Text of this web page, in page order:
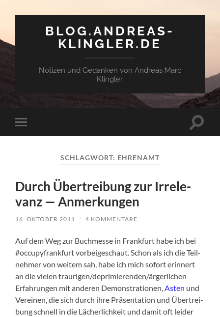
BLOG.ANDREAS-
KLINGLER.DE
Notizen und Gedanken von Andreas Marc
Klingler
Mobile-
Menü
SCHLAGWORT: EHRENAMT
Durch Über­trei­bung zur Irrele­
vanz — Anmerkungen
16. OKTOBER 2011 / 4 KOMMENTARE
Auf dem Weg zur Buch­mes­se in Frank­furt habe ich bei
#occu­py­frank­furt vor­bei­ge­schaut. Schon als ich die Teil­
neh­mer von wei­tem sah, habe ich mich sofort erin­nert
an die vie­len traurigen/deprimierenden/ärgerlichen
Erfah­run­gen mit ande­ren Demons­tra­tio­nen,Asten und
Ver­ei­nen, die sich durch ihre Prä­sen­ta­ti­on und Über­trei­
bung schnell in die Lächer­lich­keit und damit oft lei­der